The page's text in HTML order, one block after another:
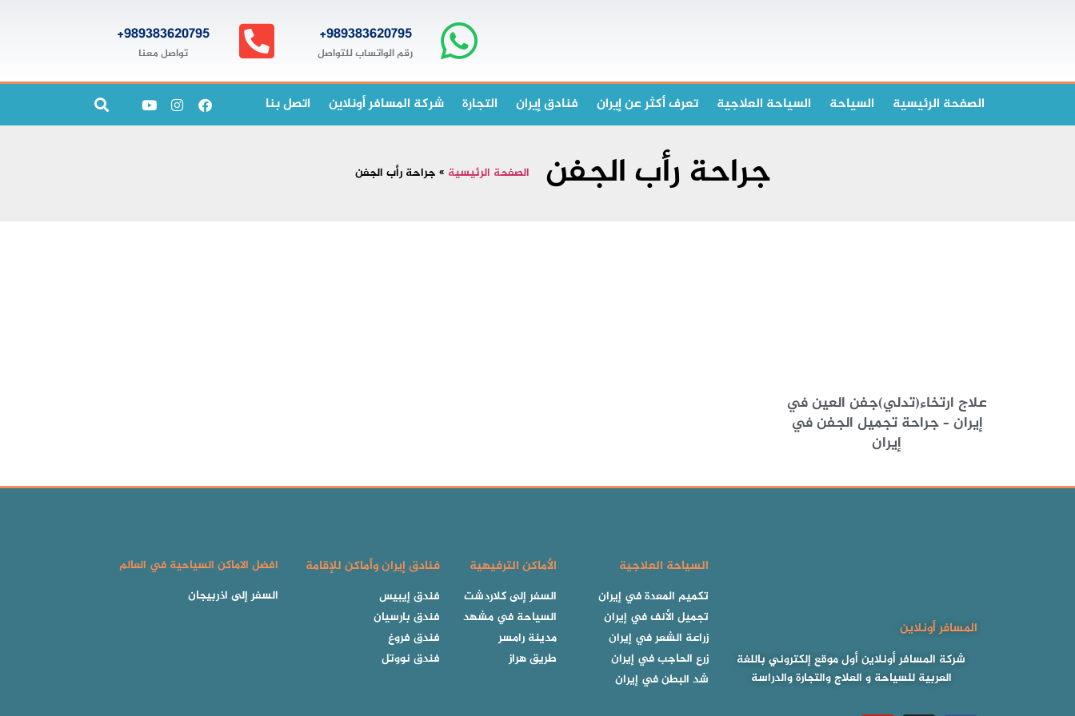
989383620795+
رقم الواتساب للتواصل
989383620795+
تواصل معنا
الصفحة الرئیسیة السياحة السياحة العلاجية تعرف أكثر عن إيران فنادق إيران التجارة شركة المسافر أونلاين اتصل بنا
جراحة رأب الجفن الصفحة الرئيسية » جراحة رأب الجفن
علاج ارتخاء(تدلي)جفن العين في
إيران – جراحة تجميل الجفن في
إيران
المسافر أونلاين
شركة المسافر أونلاين أول موقع إلكتروني باللغة
العربية للسياحة و العلاج والتجارة والدراسة
السياحة العلاجية
تكميم المعدة في إيران
تجميل الأنف في إيران
زراعة الشعر في إيران
زرع الحاجب في إيران
شد البطن في إيران
الأماكن الترفيهية
السفر إلى كلاردشت
السياحة في مشهد
مدينة رامسر
طريق هراز
فنادق إيران وأماكن للإقامة
فندق إيبيس
فندق بارسيان
فندق فروغ
فندق نووتل
افضل الاماكن السياحية في العالم
السفر إلى اذربيجان